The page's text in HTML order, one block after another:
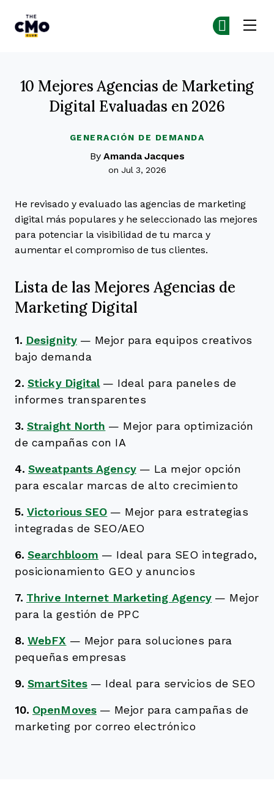
GENERACIÓN DE DEMANDA
10 Mejores Agencias de Marketing
Digital Evaluadas en 2026
By Amanda Jacques
on Jul 3, 2026
He revisado y evaluado las agencias de marketing
digital más populares y he seleccionado las mejores
para potenciar la visibilidad de tu marca y
aumentar el compromiso de tus clientes.
Lista de las Mejores Agencias de
Marketing Digital
1. Designity — Mejor para equipos creativos
bajo demanda
2. Sticky Digital — Ideal para paneles de
informes transparentes
3. Straight North — Mejor para optimización
de campañas con IA
4. Sweatpants Agency — La mejor opción
para escalar marcas de alto crecimiento
5. Victorious SEO — Mejor para estrategias
integradas de SEO/AEO
6. Searchbloom — Ideal para SEO integrado,
posicionamiento GEO y anuncios
7. Thrive Internet Marketing Agency — Mejor
para la gestión de PPC
8. WebFX — Mejor para soluciones para
pequeñas empresas
9. SmartSites — Ideal para servicios de SEO
10. OpenMoves — Mejor para campañas de
marketing por correo electrónico